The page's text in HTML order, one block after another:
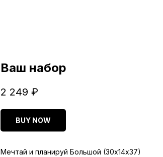
Ваш набор
2 249 ₽
BUY NOW
Мечтай и планируй Большой (30х14х37)